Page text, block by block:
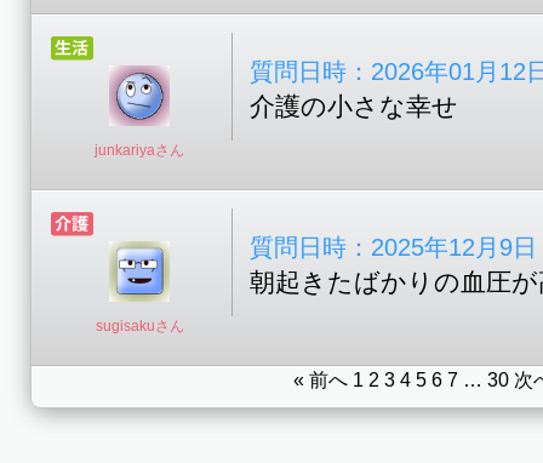
junkariyaさん
質問日時：2026年01月12
介護の小さな幸せ
sugisakuさん
質問日時：2025年12月9
朝起きたばかりの血圧
« 前へ 1 2 3 4 5 6 7 … 30 次